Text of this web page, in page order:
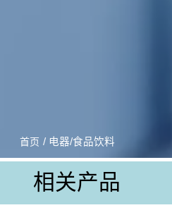
首页 / 电器/食品饮料
相关产品